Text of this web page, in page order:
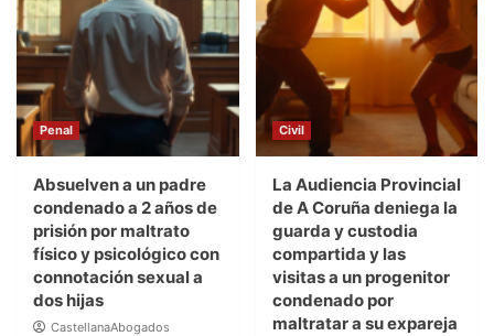
Penal
Absuelven a un padre
condenado a 2 años de
prisión por maltrato
físico y psicológico con
connotación sexual a
dos hijas
CastellanaAbogados
Civil
La Audiencia Provincial
de A Coruña deniega la
guarda y custodia
compartida y las
visitas a un progenitor
condenado por
maltratar a su expareja